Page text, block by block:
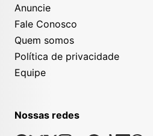
Anuncie
Fale Conosco
Quem somos
Política de privacidade
Equipe
Nossas redes